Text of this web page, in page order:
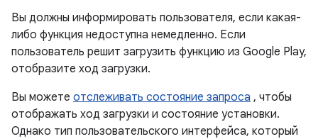
Вы должны информировать пользователя, если какая-
либо функция недоступна немедленно. Если
пользователь решит загрузить функцию из Google Play,
отобразите ход загрузки.
Вы можете отслеживать состояние запроса , чтобы
отображать ход загрузки и состояние установки.
Однако тип пользовательского интерфейса, который